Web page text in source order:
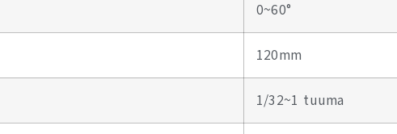
0~60°
120mm
1/32~1 tuuma